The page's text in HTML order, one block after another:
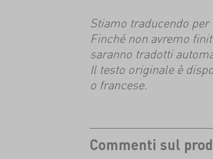
Stiamo traducendo
Finché non avremo
saranno tradotti
Il testo originale è
o francese.
Commenti sul